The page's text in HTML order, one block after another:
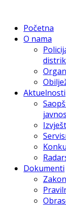
Početna
O nama
Aktuelnosti
Dokumenti